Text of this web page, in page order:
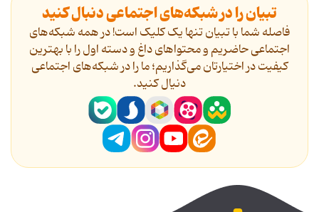
تبیان را در شبکه‌های اجتماعی دنبال کنید
فاصله شما با تبیان تنها یک کلیک است! در همه شبکه‌های
اجتماعی حاضریم و محتواهای داغ و دسته اول را با بهترین
کیفیت در اختیارتان می‌گذاریم؛ ما را در شبکه‌های اجتماعی
دنیال کنید.